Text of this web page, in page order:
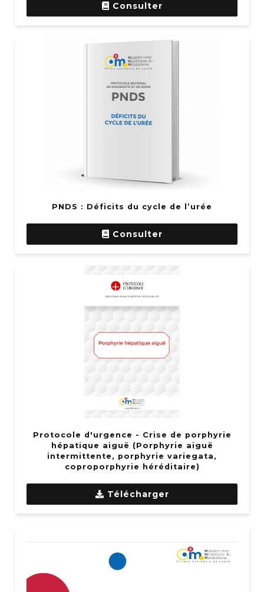
Consulter
PNDS : Déficits du cycle de l’urée
Consulter
Protocole d'urgence - Crise de porphyrie
hépatique aiguë (Porphyrie aiguë
intermittente, porphyrie variegata,
coproporphyrie héréditaire)
Télécharger